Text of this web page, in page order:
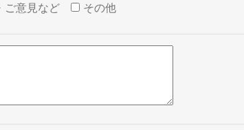
ご意見など その他